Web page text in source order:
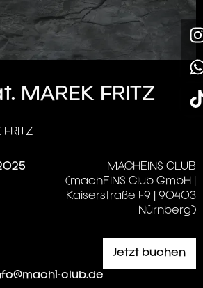
MAREK FRITZ
MACHEINS CLUB
(machEINS Club GmbH |
Kaiserstraße 1-9 | 90403
Nürnberg)
Jetzt buchen
club.de